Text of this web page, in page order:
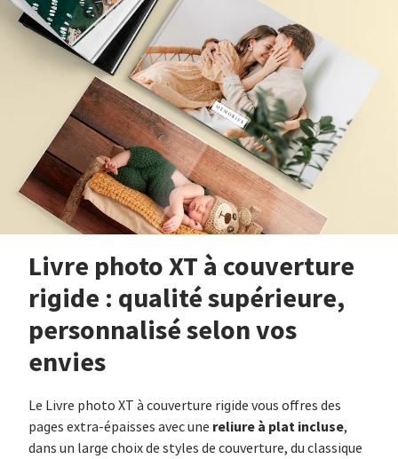
Livre photo XT à couverture
rigide : qualité supérieure,
personnalisé selon vos
envies
Le Livre photo XT à couverture rigide vous offres des
pages extra-épaisses avec une reliure à plat incluse,
dans un large choix de styles de couverture, du classique